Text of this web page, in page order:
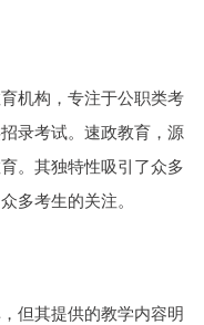
机构，专注于公职类考
录考试。速政教育，源
。其独特性吸引了众多
多考生的关注。
但其提供的教学内容明